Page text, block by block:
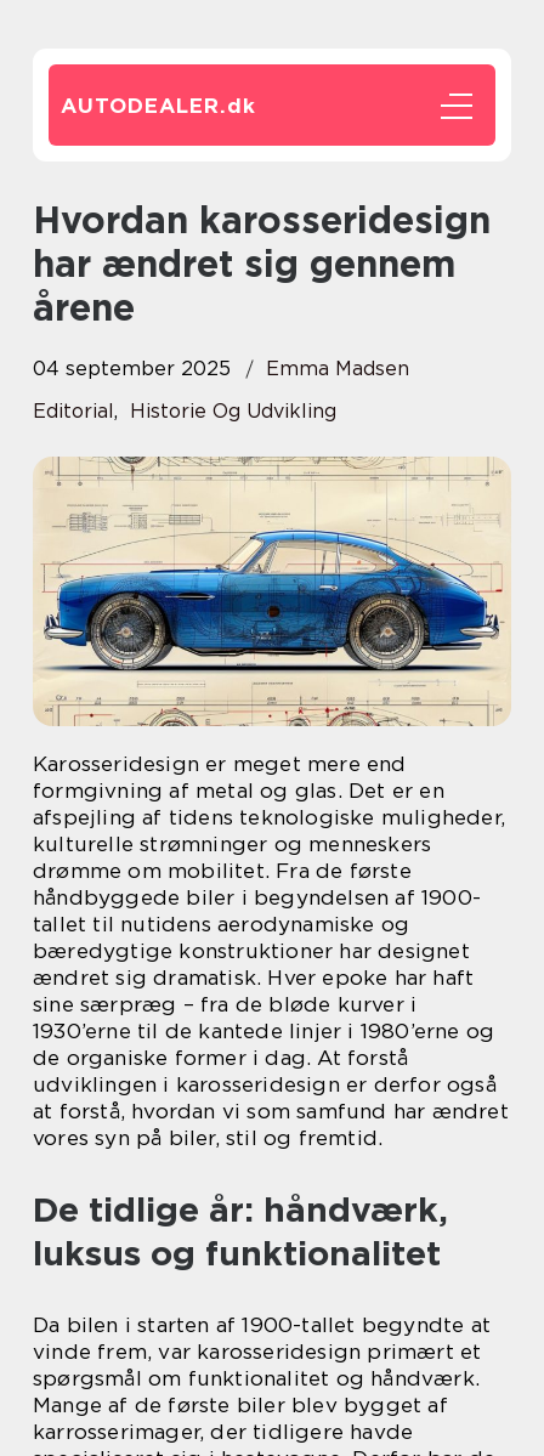
AUTODEALER.dk
Hvordan karosseridesign
har ændret sig gennem
årene
04 september 2025
Emma Madsen
Editorial, Historie Og Udvikling
Karosseridesign er meget mere end
formgivning af metal og glas. Det er en
afspejling af tidens teknologiske muligheder,
kulturelle strømninger og menneskers
drømme om mobilitet. Fra de første
håndbyggede biler i begyndelsen af 1900-
tallet til nutidens aerodynamiske og
bæredygtige konstruktioner har designet
ændret sig dramatisk. Hver epoke har haft
sine særpræg – fra de bløde kurver i
1930’erne til de kantede linjer i 1980’erne og
de organiske former i dag. At forstå
udviklingen i karosseridesign er derfor også
at forstå, hvordan vi som samfund har ændret
vores syn på biler, stil og fremtid.
De tidlige år: håndværk,
luksus og funktionalitet
Da bilen i starten af 1900-tallet begyndte at
vinde frem, var karosseridesign primært et
spørgsmål om funktionalitet og håndværk.
Mange af de første biler blev bygget af
karrosserimager, der tidligere havde